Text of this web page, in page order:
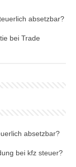
absetzbar?
bei Trade
absetzbar?
bei kfz steuer?